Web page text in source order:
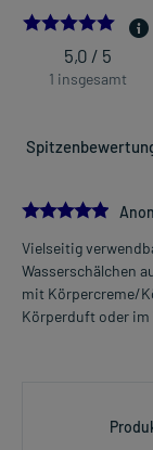
5.0
5,0 / 5
1 insgesamt
5.0
Vielseitig
Wasserschälchen
mit Körpercreme/
Körperduft oder im